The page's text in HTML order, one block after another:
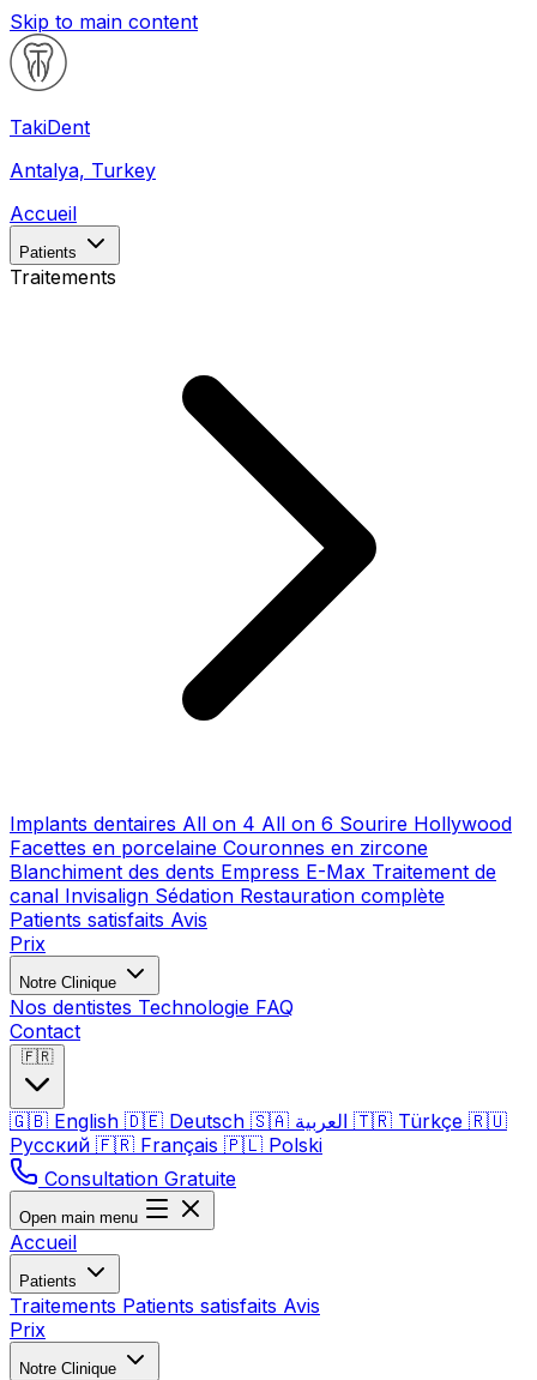
Skip to main content
TakiDent
Antalya, Turkey
Accueil
Patients
Traitements
Implants dentaires All on 4 All on 6 Sourire Hollywood
Facettes en porcelaine Couronnes en zircone
Blanchiment des dents Empress E-Max Traitement de
canal Invisalign Sédation Restauration complète
Patients satisfaits Avis
Prix
Notre Clinique
Nos dentistes Technologie FAQ
Contact
🇫🇷
🇬🇧 English 🇩🇪 Deutsch 🇸🇦 🇹🇷 Türkçe 🇷🇺
Русский 🇫🇷 Français 🇵🇱 Polski
Consultation Gratuite
Open main menu
Accueil
Patients
Traitements Patients satisfaits Avis
Prix
Notre Clinique